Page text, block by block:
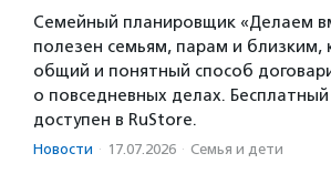
Семейный планировщик «Делаем
полезен семьям, парам и близким,
общий и понятный способ
о повседневных делах. Бесплатный
доступен в RuStore.
Новости · 17.07.2026 · Семья и дети